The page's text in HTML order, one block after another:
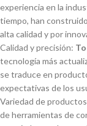
experiencia en la
tiempo, han
alta calidad y por
Calidad y precisión:
tecnologí­a más
se traduce en
expectativas de los
Variedad de
de herramientas de